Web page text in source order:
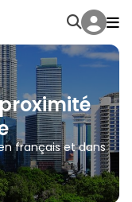
français et dans